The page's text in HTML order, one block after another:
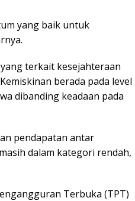
yang baik untuk
terkait kesejahteraan
berada pada level
dibanding keadaan pada
pendapatan antar
dalam kategori rendah,
Terbuka (TPT)